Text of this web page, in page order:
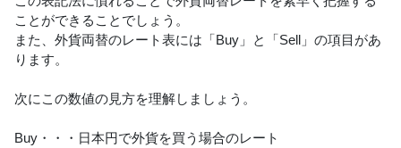
ことができることでしょう。
また、外貨両替のレート表には「Buy」と「Sell」の項目があ
ります。
次にこの数値の見方を理解しましょう。
Buy・・・日本円で外貨を買う場合のレート